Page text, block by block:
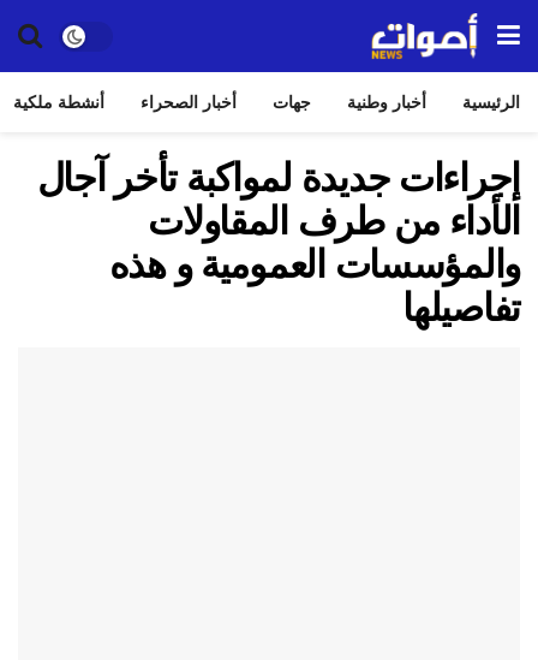
الرئيسية أخبار وطنية جهات أخبار الصحراء أنشطة ملكية
إجراءات جديدة لمواكبة تأخر آجال
الأداء من طرف المقاولات
والمؤسسات العمومية و هذه
تفاصيلها